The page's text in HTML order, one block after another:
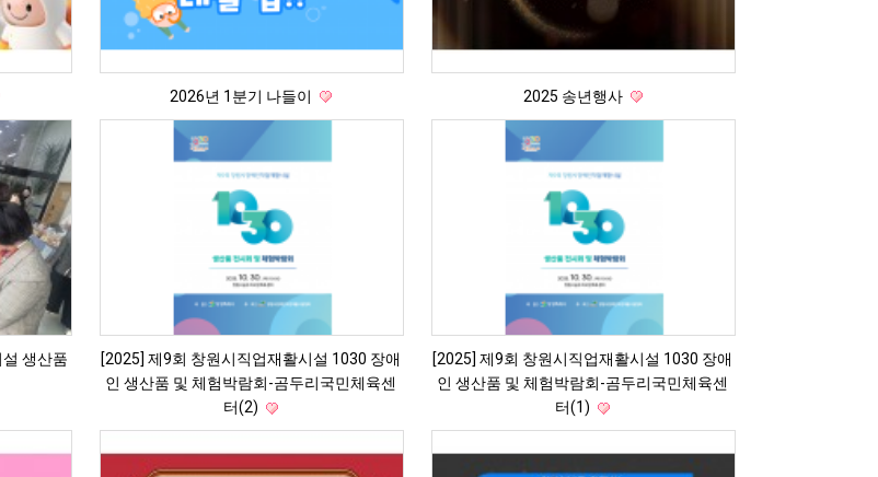
2026년 1분기 나들이 2025 송년행사
생산품
[2025] 제9회 창원시직업재활시설 1030 장애
인 생산품 및 체험박람회-곰두리국민체육센
터(2)
[2025] 제9회 창원시직업재활시설 1030 장애
인 생산품 및 체험박람회-곰두리국민체육센
터(1)